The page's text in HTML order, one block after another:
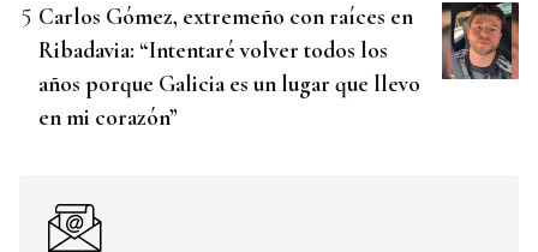
Carlos Gómez, extremeño con raíces en
Ribadavia: “Intentaré volver todos los
años porque Galicia es un lugar que llevo
en mi corazón”